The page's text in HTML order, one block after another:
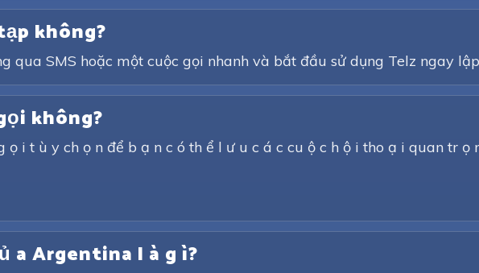
không?
qua SMS hoặc một cuộc gọi nhanh và bắt đầu sử dụng Telz ngay
không?
ọ i t ù y ch ọ n để b ạ n c ó th ể l ư u c á c cu ộ c h ộ i tho ạ i quan tr
a Argentina l à g ì?